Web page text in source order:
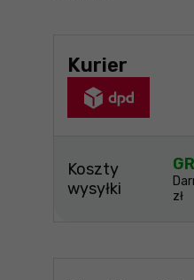
Kurier
Koszty
wysyłki
zł